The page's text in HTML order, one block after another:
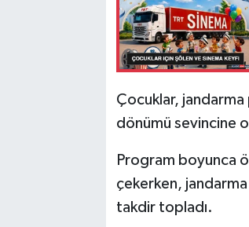
Çocuklar, jandarma
dönümü sevincine
Program boyunca
çekerken,
takdir topladı.